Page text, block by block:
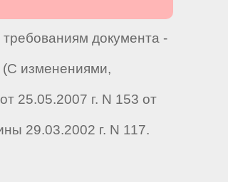
требованиям документа -
изменениями,
25.05.2007 г. N 153 от
29.03.2002 г. N 117.